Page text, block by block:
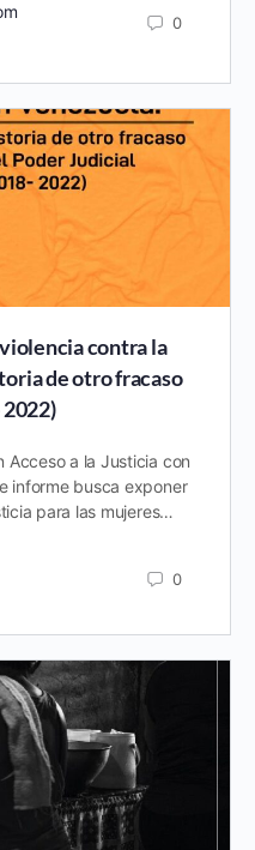
0
contra la
de otro fracaso
Acceso a la Justicia con
informe busca exponer
para las mujeres…
0